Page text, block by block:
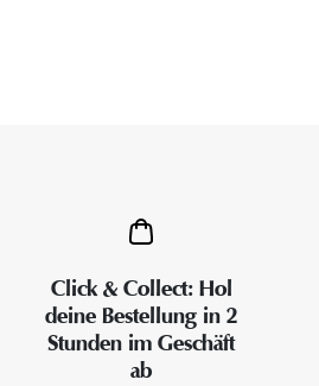
Click & Collect: Hol
deine Bestellung in 2
Stunden im Geschäft
ab